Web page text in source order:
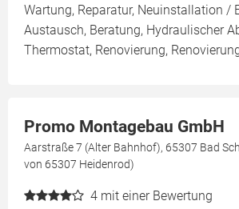
Wartung, Reparatur, Neuinstallation /
Austausch, Beratung, Hydraulischer
Thermostat, Renovierung,
Promo Montagebau GmbH
Aarstraße 7 (Alter Bahnhof), 65307 Bad
von 65307 Heidenrod)
4 mit einer Bewertung